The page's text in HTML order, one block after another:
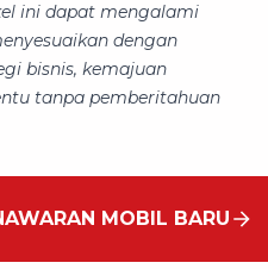
ini dapat mengalami
dengan
bisnis, kemajuan
tanpa pemberitahuan
MOBIL BARU